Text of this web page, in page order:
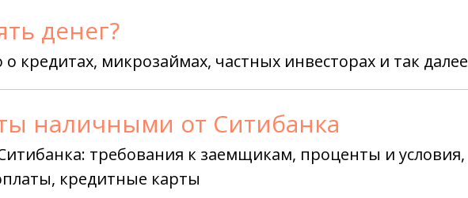
денег?
кредитах, микрозаймах, частных инвесторах и так далее
наличными от Ситибанка
требования к заемщикам, проценты и условия,
кредитные карты